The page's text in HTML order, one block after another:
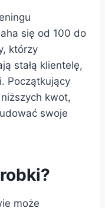
się od 100 do
którzy
stałą klientelę,
Początkujący
kwot,
swoje
może